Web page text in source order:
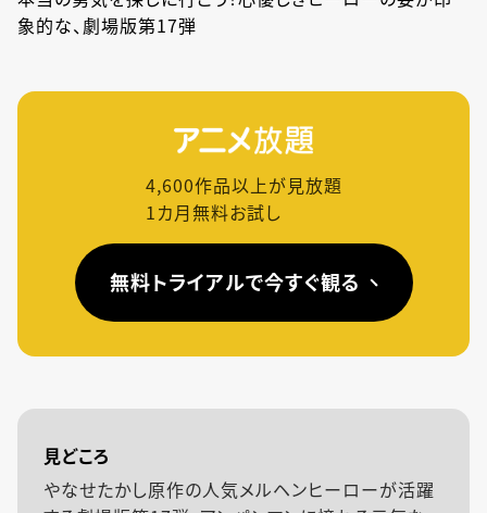
象的な、劇場版第17弾
4,600作品以上が見放題
1カ月無料お試し
無料トライアルで今すぐ観る
見どころ
やなせたかし原作の人気メルヘンヒーローが活躍